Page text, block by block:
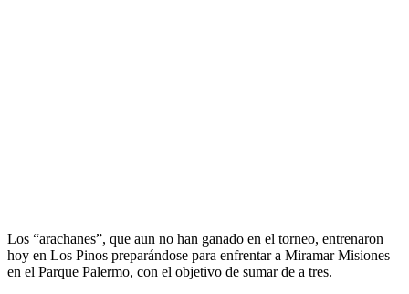
Los “arachanes”, que aun no han ganado en el torneo, entrenaron
hoy en Los Pinos preparándose para enfrentar a Miramar Misiones
en el Parque Palermo, con el objetivo de sumar de a tres.